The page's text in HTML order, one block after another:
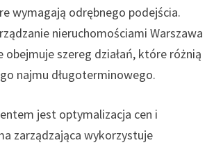
wymagają odrębnego podejścia.
nieruchomościami Warszawa
szereg działań, które różnią
najmu długoterminowego.
jest optymalizacja cen i
zarządzająca wykorzystuje